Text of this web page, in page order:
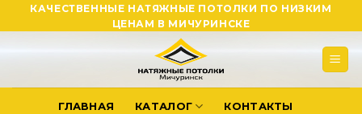
to
КАЧЕСТВЕННЫЕ НАТЯЖНЫЕ ПОТОЛКИ ПО НИЗКИМ
ЦЕНАМ В МИЧУРИНСКЕ
ГЛАВНАЯ КАТАЛОГ КОНТАКТЫ